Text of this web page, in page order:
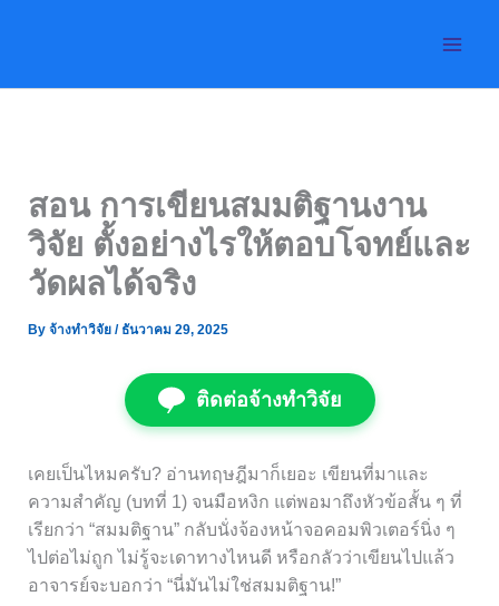
สอน การเขียนสมมติฐานงาน
วิจัย ตั้งอย่างไรให้ตอบโจทย์และ
วัดผลได้จริง
By จ้างทำวิจัย / ธันวาคม 29, 2025
ติดต่อจ้างทำวิจัย
เคยเป็นไหมครับ? อ่านทฤษฎีมาก็เยอะ เขียนที่มาและ
ความสำคัญ (บทที่ 1) จนมือหงิก แต่พอมาถึงหัวข้อสั้น ๆ ที่
เรียกว่า “สมมติฐาน” กลับนั่งจ้องหน้าจอคอมพิวเตอร์นิ่ง ๆ
ไปต่อไม่ถูก ไม่รู้จะเดาทางไหนดี หรือกลัวว่าเขียนไปแล้ว
อาจารย์จะบอกว่า “นี่มันไม่ใช่สมมติฐาน!”